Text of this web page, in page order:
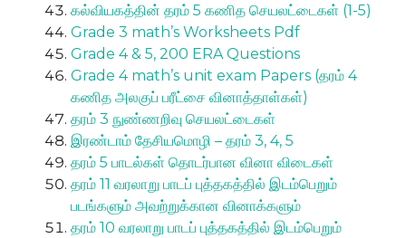
கல்வியகத்தின் தரம் 5 கணித செயலட்டைகள் (1-5)
Grade 3 math’s Worksheets Pdf
Grade 4 & 5, 200 ERA Questions
Grade 4 math’s unit exam Papers (தரம் 4
கணித அலகுப் பரீட்சை வினாத்தாள்கள்)
தரம் 3 நுண்ணறிவு செயலட்டைகள்
இரண்டாம் தேசியமொழி – தரம் 3, 4, 5
தரம் 5 பாடல்கள் தொடர்பான வினா விடைகள்
தரம் 11 வரலாறு பாடப் புத்தகத்தில் இடம்பெறும்
படங்களும் அவற்றுக்கான வினாக்களும்
தரம் 10 வரலாறு பாடப் புத்தகத்தில் இடம்பெறும்